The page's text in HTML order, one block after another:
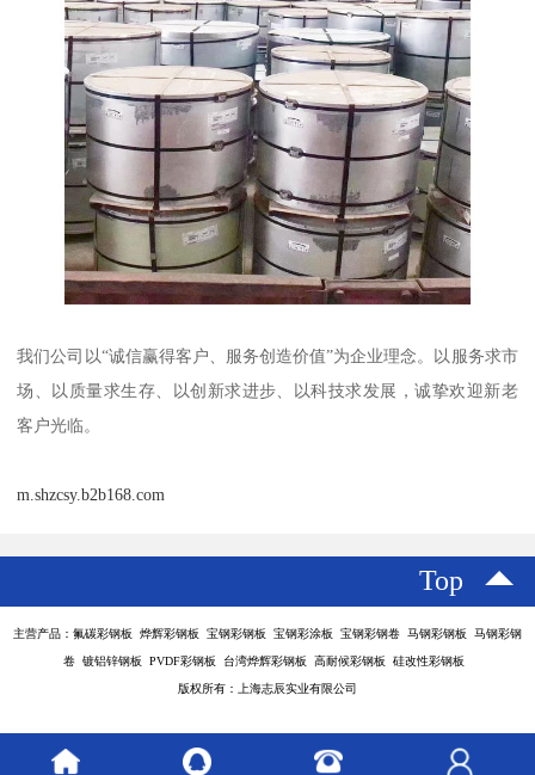
我们公司以“诚信赢得客户、服务创造价值”为企业理念。以服务求市
场、以质量求生存、以创新求进步、以科技求发展，诚挚欢迎新老
客户光临。
m.shzcsy.b2b168.com
Top
主营产品：氟碳彩钢板 烨辉彩钢板 宝钢彩钢板 宝钢彩涂板 宝钢彩钢卷 马钢彩钢板 马钢彩钢
卷 镀铝锌钢板 PVDF彩钢板 台湾烨辉彩钢板 高耐候彩钢板 硅改性彩钢板
版权所有：上海志辰实业有限公司